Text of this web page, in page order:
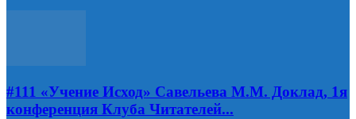
#111 «Учение Исход» Савельева М.М. Доклад, 1я
конференция Клуба Читателей...